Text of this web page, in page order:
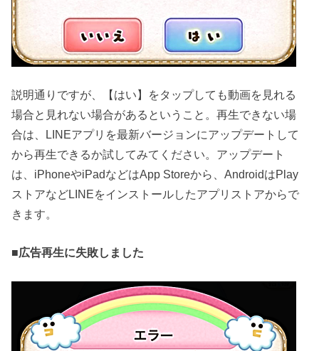
説明通りですが、【はい】をタップしても動画を見れる
場合と見れない場合があるということ。再生できない場
合は、LINEアプリを最新バージョンにアップデートして
から再生できるか試してみてください。アップデート
は、iPhoneやiPadなどはApp Storeから、AndroidはPlay
ストアなどLINEをインストールしたアプリストアからで
きます。
■広告再生に失敗しました